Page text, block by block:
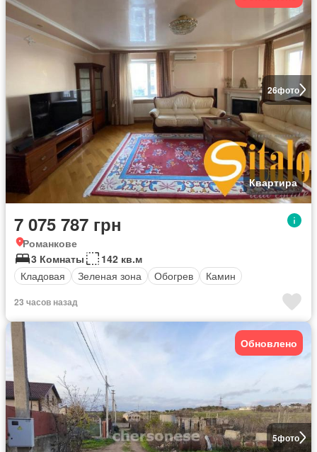
26фото
Квартира
7 075 787 грн
Романкове
3 Комнаты
142 кв.м
Кладовая
Зеленая зона Обогрев Камин
23 часов назад
5фото
Обновлено